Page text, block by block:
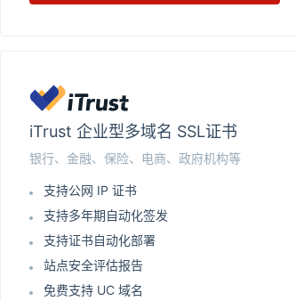
iTrust 企业型多域名 SSL证书
银行、金融、保险、电商、政府机构等
支持公网 IP 证书
支持多年期自动化签发
支持证书自动化部署
站点安全评估报告
免费支持 UC 域名